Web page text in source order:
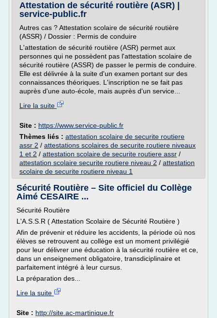
Attestation de sécurité routière (ASR) |
service-public.fr
Autres cas ? Attestation scolaire de sécurité routière
(ASSR) / Dossier : Permis de conduire
L'attestation de sécurité routière (ASR) permet aux
personnes qui ne possèdent pas l'attestation scolaire de
sécurité routière (ASSR) de passer le permis de conduire.
Elle est délivrée à la suite d'un examen portant sur des
connaissances théoriques. L'inscription ne se fait pas
auprès d'une auto-école, mais auprès d'un service...
Lire la suite
Site : https://www.service-public.fr
Thèmes liés : attestation scolaire de securite routiere
assr 2 / attestations scolaires de securite routiere niveaux
1 et 2 / attestation scolaire de securite routiere assr /
attestation scolaire securite routiere niveau 2 / attestation
scolaire de securite routiere niveau 1
Sécurité Routière – Site officiel du Collège
Aimé CESAIRE ...
Sécurité Routière
L'A.S.S.R ( Attestation Scolaire de Sécurité Routière )
Afin de prévenir et réduire les accidents, la période où nos
élèves se retrouvent au collège est un moment privilégié
pour leur délivrer une éducation à la sécurité routière et ce,
dans un enseignement obligatoire, transdiciplinaire et
parfaitement intégré à leur cursus.
La préparation des...
Lire la suite
Site : http://site.ac-martinique.fr